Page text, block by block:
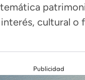
cultural o
Publicidad